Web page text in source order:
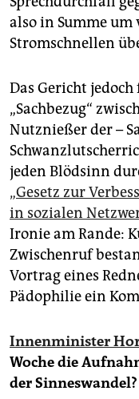
also in Summe
Stromschnellen
Das Gericht
„Sachbezug“
Nutznießer der –
jeden Blödsinn
„Gesetz zur
in sozialen
Ironie am Rande:
Zwischenruf
Vortrag eines
Pädophilie ein
Innenminister
Woche die
der Sinneswandel?